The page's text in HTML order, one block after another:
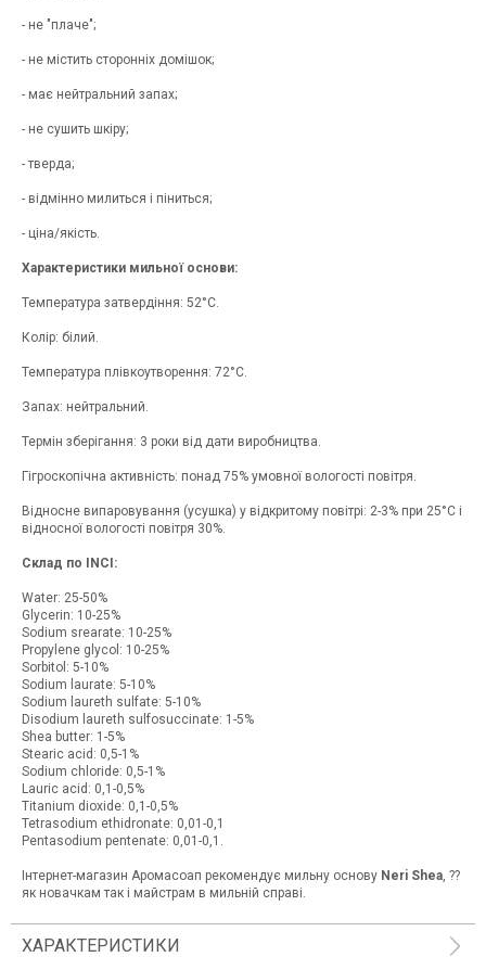
- не "плаче";
- не містить сторонніх домішок;
- має нейтральний запах;
- не сушить шкіру;
- тверда;
- відмінно милиться і піниться;
- ціна/якість.
Характеристики мильної основи:
Температура затвердіння: 52°С.
Колір: білий.
Температура плівкоутворення: 72°С.
Запах: нейтральний.
Термін зберігання: 3 роки від дати виробництва.
Гігроскопічна активність: понад 75% умовної вологості повітря.
Відносне випаровування (усушка) у відкритому повітрі: 2-3% при 25°С і
відносної вологості повітря 30%.
Склад по INCI:
Water: 25-50%
Glycerin: 10-25%
Sodium srearate: 10-25%
Propylene glycol: 10-25%
Sorbitol: 5-10%
Sodium laurate: 5-10%
Sodium laureth sulfate: 5-10%
Disodium laureth sulfosuccinate: 1-5%
Shea butter: 1-5%
Stearic acid: 0,5-1%
Sodium chloride: 0,5-1%
Lauric acid: 0,1-0,5%
Titanium dioxide: 0,1-0,5%
Tetrasodium ethidronate: 0,01-0,1
Pentasodium pentenate: 0,01-0,1.
Інтернет-магазин Аромасоап рекомендує мильну основу Neri Shea, ??
як новачкам так і майстрам в мильній справі.
ХАРАКТЕРИСТИКИ